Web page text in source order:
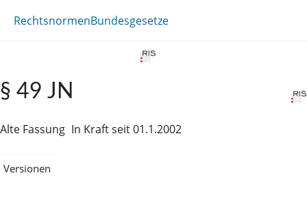
RechtsnormenBundesgesetze
§ 49 JN
Alte Fassung In Kraft seit 01.1.2002
Versionen